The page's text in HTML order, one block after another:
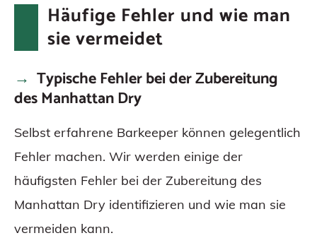
Häufige Fehler und wie man
sie vermeidet
Typische Fehler bei der Zubereitung
des Manhattan Dry
Selbst erfahrene Barkeeper können gelegentlich
Fehler machen. Wir werden einige der
häufigsten Fehler bei der Zubereitung des
Manhattan Dry identifizieren und wie man sie
vermeiden kann.